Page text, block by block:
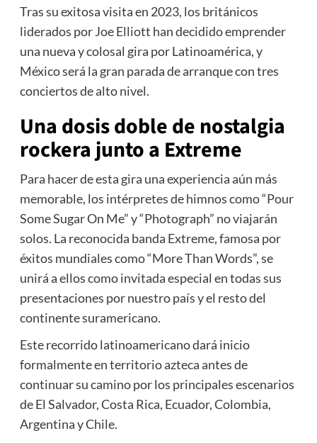
Tras su exitosa visita en 2023, los británicos
liderados por Joe Elliott han decidido emprender
una nueva y colosal gira por Latinoamérica, y
México será la gran parada de arranque con tres
conciertos de alto nivel.
Una dosis doble de nostalgia
rockera junto a Extreme
Para hacer de esta gira una experiencia aún más
memorable, los intérpretes de himnos como “Pour
Some Sugar On Me” y “Photograph” no viajarán
solos. La reconocida banda Extreme, famosa por
éxitos mundiales como “More Than Words”, se
unirá a ellos como invitada especial en todas sus
presentaciones por nuestro país y el resto del
continente suramericano.
Este recorrido latinoamericano dará inicio
formalmente en territorio azteca antes de
continuar su camino por los principales escenarios
de El Salvador, Costa Rica, Ecuador, Colombia,
Argentina y Chile.